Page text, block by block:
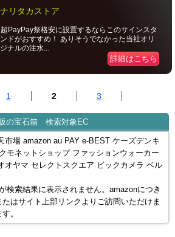
ナリタカストア
超PayPay祭格安に設置するならこのサインスタ
ンドがおすすめ！ ありそうでなかった当社オリ
ジナルの注水...
詳細はこちら
1 2 3
の宝石箱 検索対象EC
市場 amazon au PAY e-BEST ケーズデンキ
モネットショップ ファッションウォーカー
オヤマ セレクトスクエア ビックカメラ ベル
検索結果に表示されません。amazonにつき
はサイト上部リンクよりご訪問いただけま
。